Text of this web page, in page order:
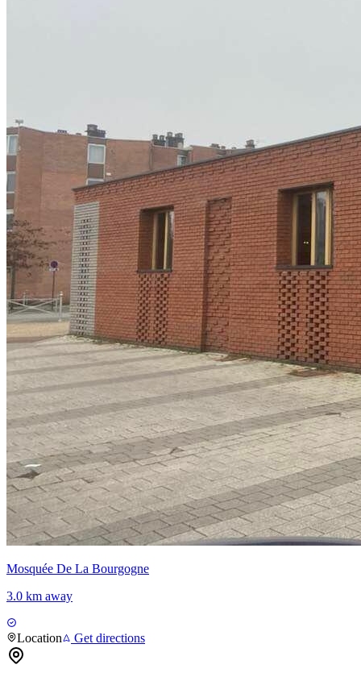
Mosquée De La Bourgogne
3.0 km away
Location Get directions